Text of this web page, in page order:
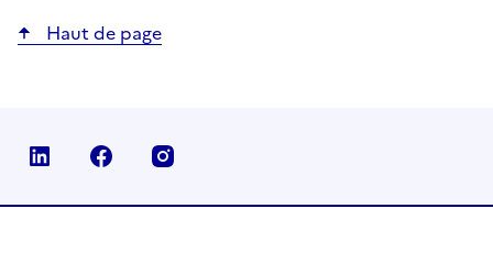
Haut de page
Linkedin Facebook